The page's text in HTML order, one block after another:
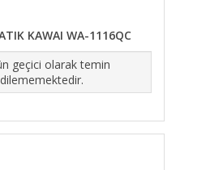
KAWAI WA-1116QC
geçici olarak temin